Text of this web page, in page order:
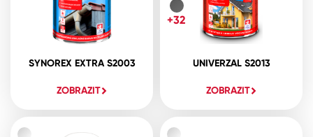
SYNOREX EXTRA S2003
ZOBRAZIT
UNIVERZAL S2013
ZOBRAZIT
+32